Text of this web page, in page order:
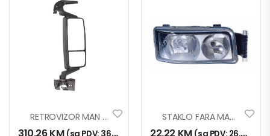
RETROVIZOR MAN TG-X DES. STAKLO FARA MAN TG-A DESNO